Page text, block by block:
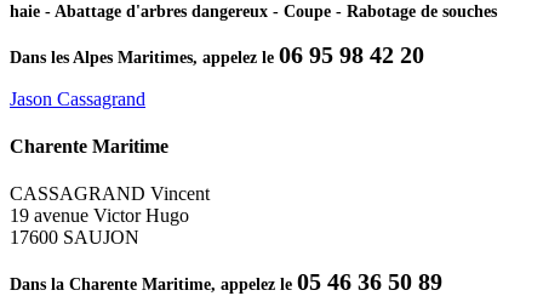
haie - Abattage d'arbres dangereux - Coupe - Rabotage de souches
Dans les Alpes Maritimes, appelez le 06 95 98 42 20
Jason Cassagrand
Charente Maritime
CASSAGRAND Vincent
19 avenue Victor Hugo
17600 SAUJON
Dans la Charente Maritime, appelez le 05 46 36 50 89